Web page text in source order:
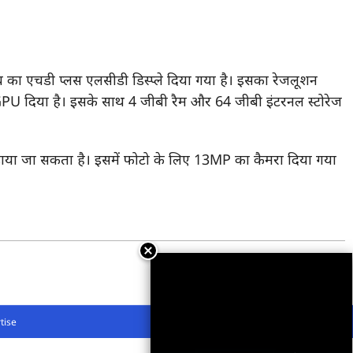
एचडी प्लस एलसीडी डिस्प्ले दिया गया है। इसका रेजलूशन
दिया है। इसके साथ 4 जीबी रैम और 64 जीबी इंटरनल स्टोरेज
जा सकता है। इसमें फोटो के लिए 13MP का कैमरा दिया गया